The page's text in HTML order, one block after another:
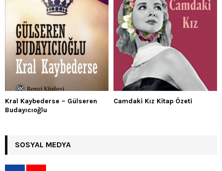
Kral Kaybederse – Gülseren
Budayıcıoğlu
Camdaki Kız Kitap Özeti
SOSYAL MEDYA